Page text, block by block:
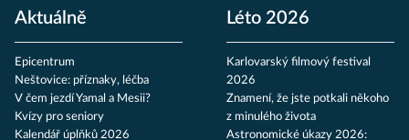
Aktuálně
Epicentrum
Neštovice: příznaky, léčba
V čem jezdí Yamal a Mesii?
Kvízy pro seniory
Kalendář úplňků 2026
Léto 2026
Karlovarský filmový festival
2026
Znamení, že jste potkali někoho
z minulého života
Astronomické úkazy 2026: